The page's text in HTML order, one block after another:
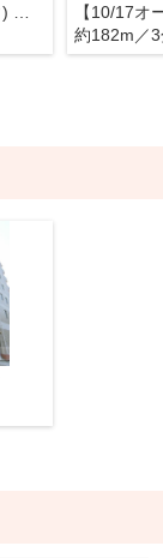
約182m／